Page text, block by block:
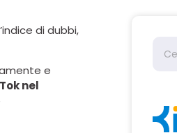
di dubbi,
e
nel